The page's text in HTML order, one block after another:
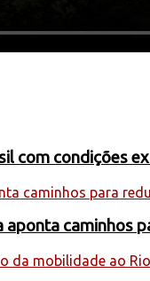
com condições
caminhos